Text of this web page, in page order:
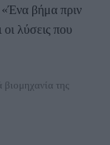
βήμα πριν
λύσεις που
βιομηχανία της